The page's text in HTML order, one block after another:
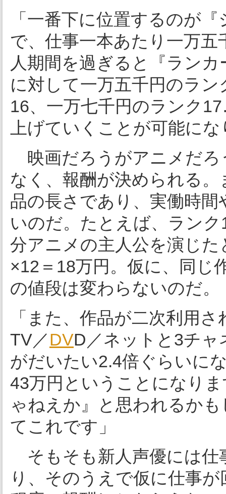
「一番下に位置するのが
で、仕事一本あたり一万
人期間を過ぎると『ラン
に対して一万五千円のラ
16、一万七千円のランク
上げていくことが可能に
映画だろうがアニメだろ
なく、報酬が決められる
品の長さであり、実働時
いのだ。たとえば、ラン
分アニメの主人公を演じ
×12＝18万円。仮に、同じ
の値段は変わらないのだ。
「また、作品が二次利用
TV／DVD／ネットと3チ
がだいたい2.4倍ぐらいに
43万円ということになり
ゃねえか』と思われるか
てこれです」
そもそも新人声優には仕
り、そのうえで仮に仕事